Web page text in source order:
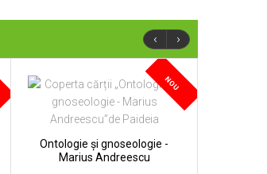
‹ ›
NOU
Ontologie și gnoseologie -
Marius Andreescu